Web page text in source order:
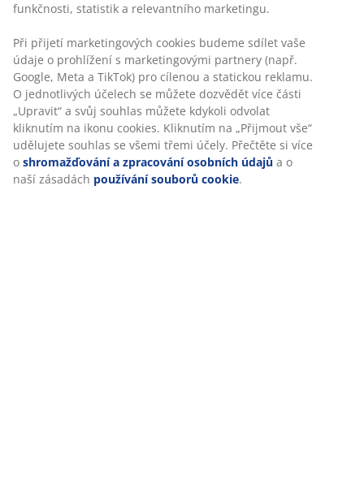
Specifikace
Hodnocení
)
funkčnosti, statistik a relevantního marketingu.
Při přijetí marketingových cookies budeme sdílet vaše
údaje o prohlížení s marketingovými partnery (např.
Google, Meta a TikTok) pro cílenou a statickou reklamu.
O jednotlivých účelech se můžete dozvědět více části
„Upravit“ a svůj souhlas můžete kdykoli odvolat
kliknutím na ikonu cookies. Kliknutím na „Přijmout vše“
udělujete souhlas se všemi třemi účely. Přečtěte si více
o shromažďování a zpracování osobních údajů a o
naší zásadách používání souborů cookie.